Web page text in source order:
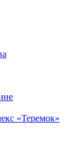
«Теремок»